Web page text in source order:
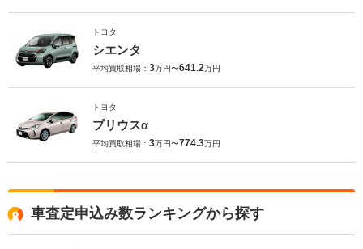
トヨタ
シエンタ
平均買取相場： 3万円〜641.2万円
トヨタ
プリウスα
平均買取相場： 3万円〜774.3万円
車査定申込み数ランキングから探す